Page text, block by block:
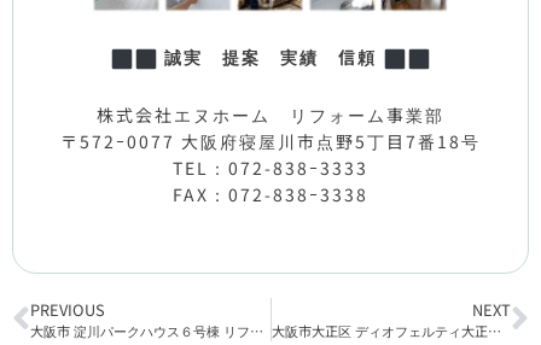
誠実 提案 実績 信頼
株式会社エヌホーム リフォーム事業部
〒572ｰ0077 大阪府寝屋川市点野5丁目7番18号
TEL：072-838ｰ3333
FAX：072-838ｰ3338
PREVIOUS
大阪市 淀川パークハウス６号棟 リフォーム工事完了
NEXT
大阪市大正区 ディオフェルティ大正なみはやの街 リフォーム工事着工